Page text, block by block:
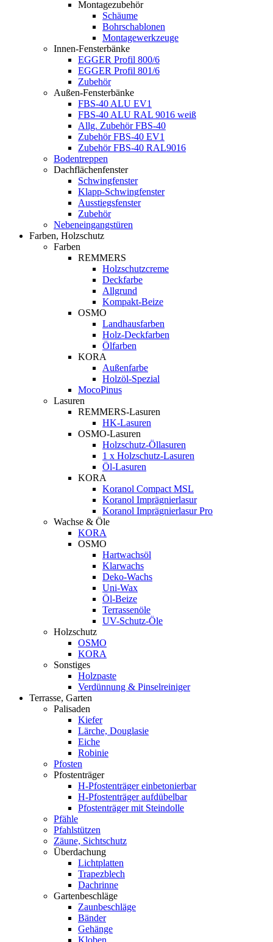
Montagezubehör
Schäume
Bohrschablonen
Montagewerkzeuge
Innen-Fensterbänke
EGGER Profil 800/6
EGGER Profil 801/6
Zubehör
Außen-Fensterbänke
FBS-40 ALU EV1
FBS-40 ALU RAL 9016 weiß
Allg. Zubehör FBS-40
Zubehör FBS-40 EV1
Zubehör FBS-40 RAL9016
Bodentreppen
Dachflächenfenster
Schwingfenster
Klapp-Schwingfenster
Ausstiegsfenster
Zubehör
Nebeneingangstüren
Farben, Holzschutz
Farben
REMMERS
Holzschutzcreme
Deckfarbe
Allgrund
Kompakt-Beize
OSMO
Landhausfarben
Holz-Deckfarben
Ölfarben
KORA
Außenfarbe
Holzöl-Spezial
MocoPinus
Lasuren
REMMERS-Lasuren
HK-Lasuren
OSMO-Lasuren
Holzschutz-Öllasuren
1 x Holzschutz-Lasuren
Öl-Lasuren
KORA
Koranol Compact MSL
Koranol Imprägnierlasur
Koranol Imprägnierlasur Pro
Wachse & Öle
KORA
OSMO
Hartwachsöl
Klarwachs
Deko-Wachs
Uni-Wax
Öl-Beize
Terrassenöle
UV-Schutz-Öle
Holzschutz
OSMO
KORA
Sonstiges
Holzpaste
Verdünnung & Pinselreiniger
Terrasse, Garten
Palisaden
Kiefer
Lärche, Douglasie
Eiche
Robinie
Pfosten
Pfostenträger
H-Pfostenträger einbetonierbar
H-Pfostenträger aufdübelbar
Pfostenträger mit Steindolle
Pfähle
Pfahlstützen
Zäune, Sichtschutz
Überdachung
Lichtplatten
Trapezblech
Dachrinne
Gartenbeschläge
Zaunbeschläge
Bänder
Gehänge
Kloben